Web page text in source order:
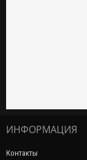
ИНФОРМАЦИЯ
Контакты